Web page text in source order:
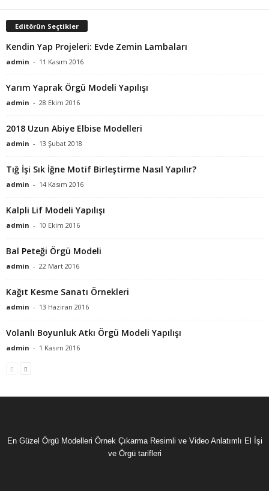
Editörün Seçtikler
Kendin Yap Projeleri: Evde Zemin Lambaları
admin - 11 Kasım 2016
Yarım Yaprak Örgü Modeli Yapılışı
admin - 28 Ekim 2016
2018 Uzun Abiye Elbise Modelleri
admin - 13 Şubat 2018
Tığ İşi Sık İğne Motif Birleştirme Nasıl Yapılır?
admin - 14 Kasım 2016
Kalpli Lif Modeli Yapılışı
admin - 10 Ekim 2016
Bal Peteği Örgü Modeli
admin - 22 Mart 2016
Kağıt Kesme Sanatı Örnekleri
admin - 13 Haziran 2016
Volanlı Boyunluk Atkı Örgü Modeli Yapılışı
admin - 1 Kasım 2016
En Güzel Örgü Modelleri Örnek Çıkarma Resimli ve Video Anlatımlı El İşi
ve Örgü tarifleri